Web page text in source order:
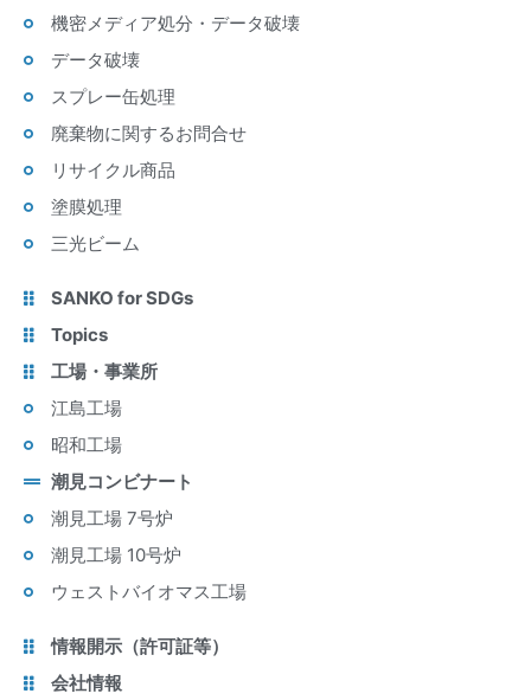
機密メディア処分・データ破壊
データ破壊
スプレー缶処理
廃棄物に関するお問合せ
リサイクル商品
塗膜処理
三光ビーム
SANKO for SDGs
Topics
工場・事業所
江島工場
昭和工場
潮見コンビナート
潮見工場 7号炉
潮見工場 10号炉
ウェストバイオマス工場
情報開示（許可証等）
会社情報